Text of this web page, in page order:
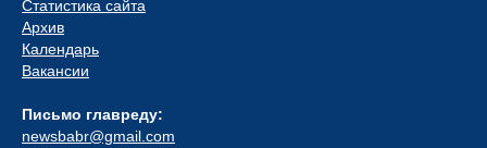
Статистика сайта
Архив
Календарь
Вакансии
Письмо главреду:
newsbabr@gmail.com